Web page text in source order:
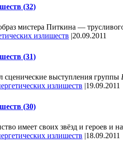
(32)
мистера Питкина —
излишеств |20.09.2011
(31)
сценические выступления группы
излишеств |19.09.2011
(30)
имеет своих звёзд и героев и
излишеств |18.09.2011